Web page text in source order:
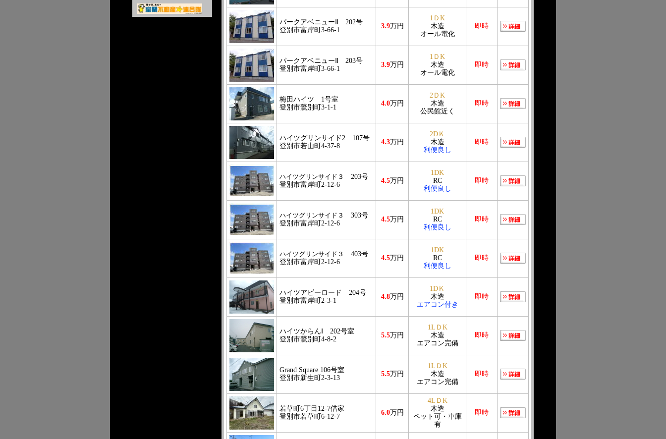
パークアベニューⅡ 202号
登別市富岸町3-66-1
3.9万円
1ＤK
木造
オール電化
即時
パークアベニューⅡ 203号
登別市富岸町3-66-1
3.9万円
1ＤK
木造
オール電化
即時
梅田ハイツ 1号室
登別市鷲別町3-1-1
4.0万円
2ＤK
木造
公民館近く
即時
ハイツグリンサイド2 107号
登別市若山町4-37-8
4.3万円
2DＫ
木造
利便良し
即時
ハイツグリンサイド３
203号
登別市富岸町2-12-6
4.5万円
1DK
RC
利便良し
即時
ハイツグリンサイド３
303号
登別市富岸町2-12-6
4.5万円
1DK
RC
利便良し
即時
ハイツグリンサイド３
403号
登別市富岸町2-12-6
4.5万円
1DK
RC
利便良し
即時
ハイツアビーロード 204号
登別市富岸町2-3-1
4.8万円
1DＫ
木造
エアコン付き
即時
ハイツからんⅠ 202号室
登別市鷲別町4-8-2
5.5万円
1LＤK
木造
エアコン完備
即時
Grand Square 106号室
登別市新生町2-3-13
5.5万円
1LＤK
木造
エアコン完備
即時
若草町6丁目12-7借家
登別市若草町6-12-7
6.0万円
4LＤK
木造
ペット可・車庫
有
即時